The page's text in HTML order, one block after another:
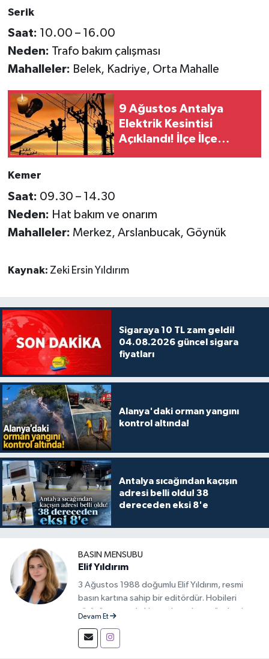
Serik
Saat: 10.00 – 16.00
Neden: Trafo bakım çalışması
Mahalleler: Belek, Kadriye, Orta Mahalle
9 Ağustos Antalya
Elektrik Kesintisi
Açıklandı! İlçe İlçe
Kemer
Saat: 09.30 – 14.30
Neden: Hat bakım ve onarım
Mahalleler: Merkez, Arslanbucak, Göynük
Kaynak: Zeki Ersin Yıldırım
Sigaraya 10 TL zam geldi!
04.08.2026 güncel sigara
fiyatları
Alanya'daki orman yangını
kontrol altında!
Antalya sıcağından kaçışın
adresi belli oldu! 38
dereceden eksi 8'e
BASIN MENSUBU
Elif Yıldırım
3 Ağustos 1988 doğumlu Elif Yıldırım, resmi
basın kartına sahip bir editördür. Hobileri
yürüyüş yapmak, kitap okumak ve gündemi
Devam Et